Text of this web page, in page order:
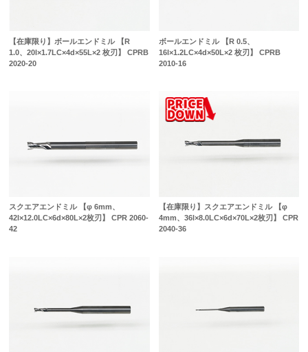
【在庫限り】ボールエンドミル 【R
1.0、20l×1.7LC×4d×55L×2 枚刃】 CPRB
2020-20
ボールエンドミル 【R 0.5、
16l×1.2LC×4d×50L×2 枚刃】 CPRB
2010-16
スクエアエンドミル 【φ 6mm、
42l×12.0LC×6d×80L×2枚刃】 CPR 2060-
42
【在庫限り】スクエアエンドミル 【φ
4mm、36l×8.0LC×6d×70L×2枚刃】 CPR
2040-36